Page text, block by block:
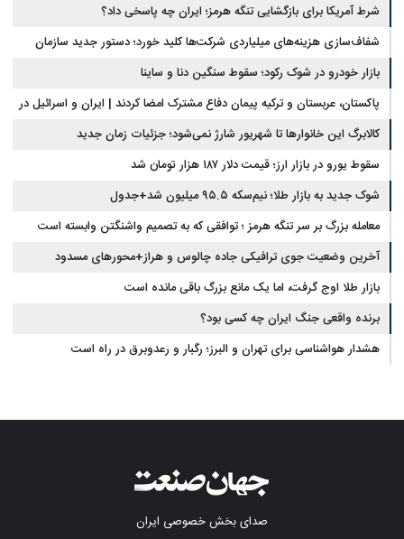
شرط آمریکا برای بازگشایی تنگه هرمز؛ ایران چه پاسخی داد؟
شفاف‌سازی هزینه‌های میلیاردی شرکت‌ها کلید خورد؛ دستور جدید سازمان
بورس
بازار خودرو در شوک رکود؛ سقوط سنگین دنا و ساینا
پاکستان، عربستان و ترکیه پیمان دفاع مشترک امضا کردند | ایران و اسرائیل در
سایه پیمان جدید منطقه‌ای
کالابرگ این خانوارها تا شهریور شارژ نمی‌شود؛ جزئیات زمان جدید
سقوط یورو در بازار ارز؛ قیمت دلار ۱۸۷ هزار تومان شد
شوک جدید به بازار طلا؛ نیم‌سکه ۹۵.۵ میلیون شد+جدول
معامله بزرگ بر سر تنگه هرمز ؛ توافقی که به تصمیم واشنگتن وابسته است
آخرین وضعیت جوی ترافیکی جاده چالوس و هراز+محورهای مسدود
بازار طلا اوج گرفت، اما یک مانع بزرگ باقی مانده است
برنده واقعی جنگ ایران چه کسی بود؟
هشدار هواشناسی برای تهران و البرز؛ رگبار و رعدوبرق در راه است
صدای بخش خصوصی ایران